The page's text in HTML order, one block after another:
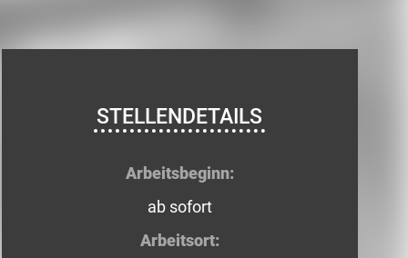
STELLENDETAILS
Arbeitsbeginn:
ab sofort
Arbeitsort: